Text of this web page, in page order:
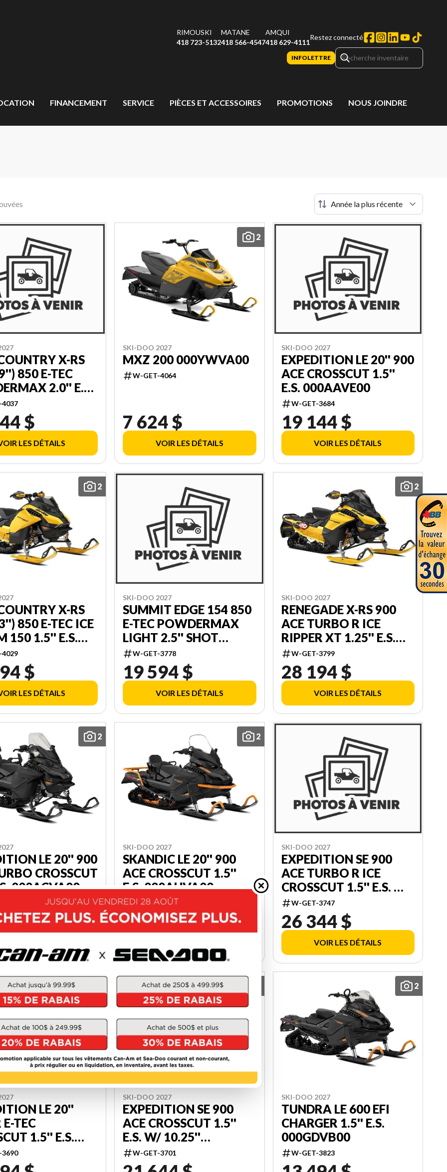
RIMOUSKI
418 723-5132
MATANE
418 566-4547
AMQUI
418 629-4111
Restez connecté
INFOLETTRE
FINANCEMENT SERVICE PIÈCES ET ACCESSOIRES PROMOTIONS NOUS JOINDRE
X-RS
850 E-TEC
2.0'' E.S.
$
LES DÉTAILS
2
SKI-DOO 2027
MXZ 200 000YWVA00
W-GET-4064
7 624 $
VOIR LES DÉTAILS
SKI-DOO 2027
EXPEDITION LE 20'' 900
ACE CROSSCUT 1.5''
E.S. 000AAVE00
W-GET-3684
19 144 $
VOIR LES DÉTAILS
2
X-RS
850 E-TEC ICE
150 1.5'' E.S.
$
LES DÉTAILS
SKI-DOO 2027
SUMMIT EDGE 154 850
E-TEC POWDERMAX
LIGHT 2.5'' SHOT
000CGVC00
W-GET-3778
19 594 $
VOIR LES DÉTAILS
2
SKI-DOO 2027
RENEGADE X-RS 900
ACE TURBO R ICE
RIPPER XT 1.25'' E.S.
W/ SMART-SHOX W/
10.25'' TOUCHSCREEN
000DAVV00
W-GET-3799
28 194 $
VOIR LES DÉTAILS
2
LE 20'' 900
CROSSCUT
000ACVA00
$
2
SKI-DOO 2027
SKANDIC LE 20'' 900
ACE CROSSCUT 1.5''
E.S. 000AHVA00
W-GET-3722
18 494 $
SKI-DOO 2027
EXPEDITION SE 900
ACE TURBO R ICE
CROSSCUT 1.5'' E.S. W/
10.25'' TOUCHSCREEN
000AYVK00
W-GET-3747
26 344 $
VOIR LES DÉTAILS
LE 20''
TEC
1.5'' E.S.
SKI-DOO 2027
EXPEDITION SE 900
ACE CROSSCUT 1.5''
E.S. W/ 10.25''
TOUCHSCREEN
000AEVD00
W-GET-3701
2
SKI-DOO 2027
TUNDRA LE 600 EFI
CHARGER 1.5'' E.S.
000GDVB00
W-GET-3823